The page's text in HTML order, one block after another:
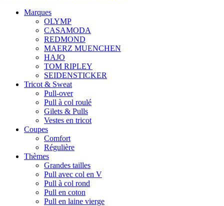
Marques
OLYMP
CASAMODA
REDMOND
MAERZ MUENCHEN
HAJO
TOM RIPLEY
SEIDENSTICKER
Tricot & Sweat
Pull-over
Pull à col roulé
Gilets & Pulls
Vestes en tricot
Coupes
Comfort
Régulière
Thèmes
Grandes tailles
Pull avec col en V
Pull à col rond
Pull en coton
Pull en laine vierge